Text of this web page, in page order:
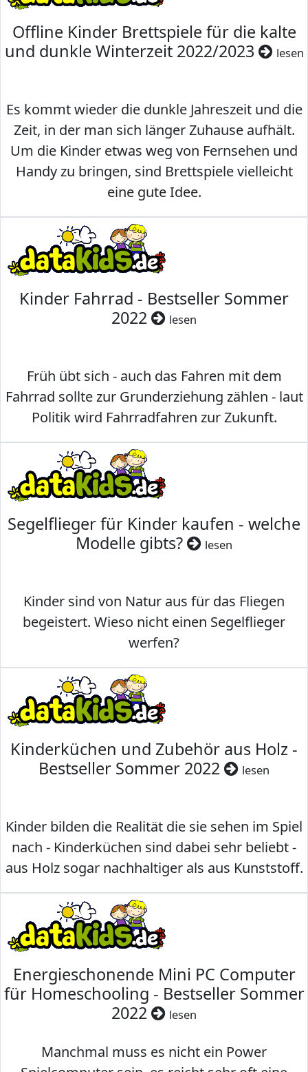
Offline Kinder Brettspiele für die kalte
und dunkle Winterzeit 2022/2023
lesen
Es kommt wieder die dunkle Jahreszeit und die
Zeit, in der man sich länger Zuhause aufhält.
Um die Kinder etwas weg von Fernsehen und
Handy zu bringen, sind Brettspiele vielleicht
eine gute Idee.
Kinder Fahrrad - Bestseller Sommer
2022
lesen
Früh übt sich - auch das Fahren mit dem
Fahrrad sollte zur Grunderziehung zählen - laut
Politik wird Fahrradfahren zur Zukunft.
Segelflieger für Kinder kaufen - welche
Modelle gibts?
lesen
Kinder sind von Natur aus für das Fliegen
begeistert. Wieso nicht einen Segelflieger
werfen?
Kinderküchen und Zubehör aus Holz -
Bestseller Sommer 2022
lesen
Kinder bilden die Realität die sie sehen im Spiel
nach - Kinderküchen sind dabei sehr beliebt -
aus Holz sogar nachhaltiger als aus Kunststoff.
Energieschonende Mini PC Computer
für Homeschooling - Bestseller Sommer
2022
lesen
Manchmal muss es nicht ein Power